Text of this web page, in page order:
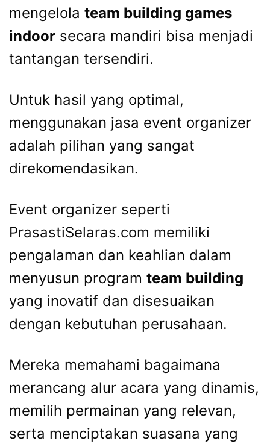
mengelola team building games
indoor secara mandiri bisa menjadi
tantangan tersendiri.
Untuk hasil yang optimal,
menggunakan jasa event organizer
adalah pilihan yang sangat
direkomendasikan.
Event organizer seperti
PrasastiSelaras.com memiliki
pengalaman dan keahlian dalam
menyusun program team building
yang inovatif dan disesuaikan
dengan kebutuhan perusahaan.
Mereka memahami bagaimana
merancang alur acara yang dinamis,
memilih permainan yang relevan,
serta menciptakan suasana yang